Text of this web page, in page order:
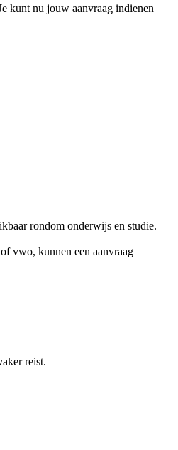
kunt nu jouw aanvraag indienen
rondom onderwijs en studie.
vwo, kunnen een aanvraag
reist.